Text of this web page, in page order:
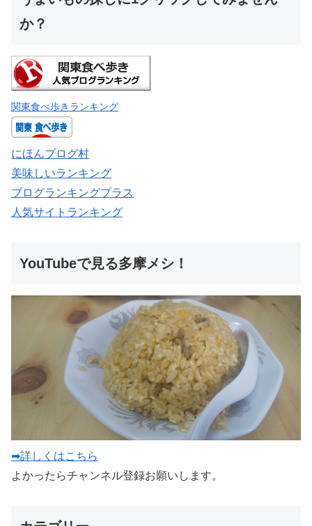
か？
関東食べ歩きランキング
にほんブログ村
美味しいランキング
ブログランキングプラス
人気サイトランキング
YouTubeで見る多摩メシ！
➡詳しくはこちら
よかったらチャンネル登録お願いします。